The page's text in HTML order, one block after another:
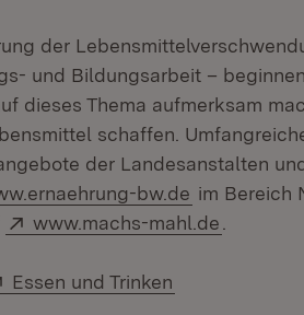
der
und Bildungsarbeit –
dieses Thema aufmerksam
schaffen.
der Landesanstalten
bw.de im Bereich
Extern:
www.machs-mahl.de
Extern:
Essen und Trinken